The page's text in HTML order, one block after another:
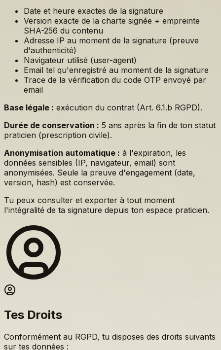
Date et heure exactes de la signature
Version exacte de la charte signée + empreinte
SHA-256 du contenu
Adresse IP au moment de la signature (preuve
d'authenticité)
Navigateur utilisé (user-agent)
Email tel qu'enregistré au moment de la signature
Trace de la vérification du code OTP envoyé par
email
Base légale : exécution du contrat (Art. 6.1.b RGPD).
Durée de conservation : 5 ans après la fin de ton statut
praticien (prescription civile).
Anonymisation automatique : à l'expiration, les
données sensibles (IP, navigateur, email) sont
anonymisées. Seule la preuve d'engagement (date,
version, hash) est conservée.
Tu peux consulter et exporter à tout moment
l'intégralité de ta signature depuis ton espace praticien.
Tes Droits
Conformément au RGPD, tu disposes des droits suivants
sur tes données :